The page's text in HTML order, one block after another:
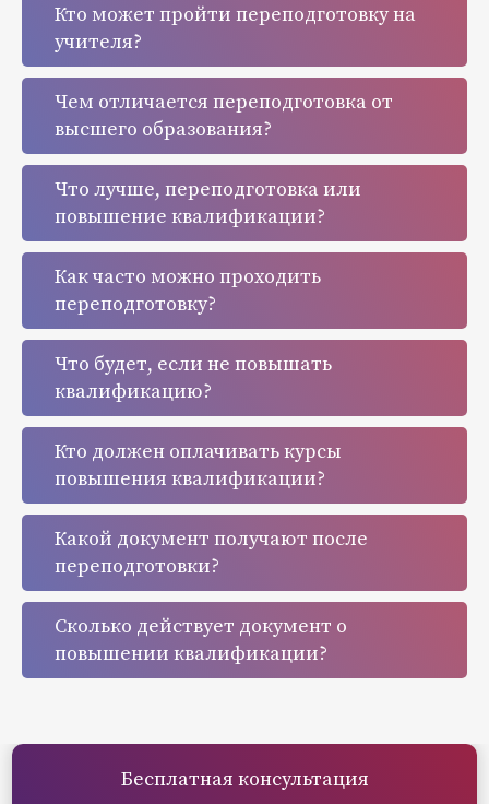
Кто может пройти переподготовку на
учителя?
Чем отличается переподготовка от
высшего образования?
Что лучше, переподготовка или
повышение квалификации?
Как часто можно проходить
переподготовку?
Что будет, если не повышать
квалификацию?
Кто должен оплачивать курсы
повышения квалификации?
Какой документ получают после
переподготовки?
Сколько действует документ о
повышении квалификации?
Бесплатная консультация